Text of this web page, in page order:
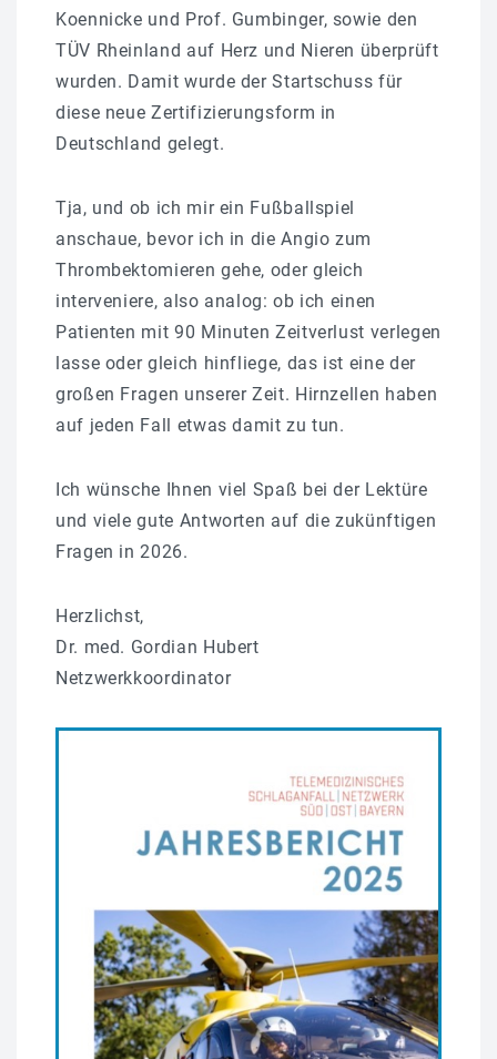
Koennicke und Prof. Gumbinger, sowie den
TÜV Rheinland auf Herz und Nieren überprüft
wurden. Damit wurde der Startschuss für
diese neue Zertifizierungsform in
Deutschland gelegt.
Tja, und ob ich mir ein Fußballspiel
anschaue, bevor ich in die Angio zum
Thrombektomieren gehe, oder gleich
interveniere, also analog: ob ich einen
Patienten mit 90 Minuten Zeitverlust verlegen
lasse oder gleich hinfliege, das ist eine der
großen Fragen unserer Zeit. Hirnzellen haben
auf jeden Fall etwas damit zu tun.
Ich wünsche Ihnen viel Spaß bei der Lektüre
und viele gute Antworten auf die zukünftigen
Fragen in 2026.
Herzlichst,
Dr. med. Gordian Hubert
Netzwerkkoordinator